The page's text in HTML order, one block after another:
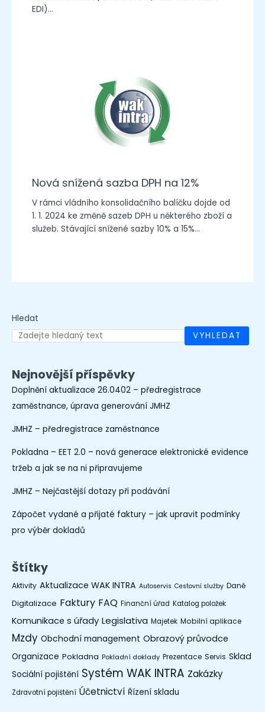
EDI)…
Nová snížená sazba DPH na 12%
V rámci vládního konsolidačního balíčku dojde od
1. 1. 2024 ke změně sazeb DPH u některého zboží a
služeb. Stávající snížené sazby 10% a 15%…
Hledat
VYHLEDAT
Nejnovější příspěvky
Doplnění aktualizace 26.0402 – předregistrace
zaměstnance, úprava generování JMHZ
JMHZ – předregistrace zaměstnance
Pokladna – EET 2.0 – nová generace elektronické evidence
tržeb a jak se na ni připravujeme
JMHZ – Nejčastější dotazy při podávání
Zápočet vydané a přijaté faktury – jak upravit podmínky
pro výběr dokladů
Štítky
Aktivity Aktualizace WAK INTRA Autoservis Cestovní služby Daně
Digitalizace Faktury FAQ Finanční úřad Katalog položek
Komunikace s úřady Legislativa Majetek Mobilní aplikace
Mzdy Obchodní management Obrazový průvodce
Organizace Pokladna Pokladní doklady Prezentace Servis Sklad
Sociální pojištění Systém WAK INTRA Zakázky
Zdravotní pojištění Účetnictví Řízení skladu